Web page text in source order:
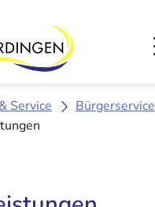
Service
Bürgerservice